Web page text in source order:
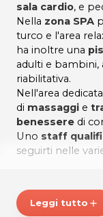
sala cardio, e
Nella zona SPA
turco e l'area
ha inoltre una
adulti e bambini,
riabilitativa.
Nell'area
di massaggi e
benessere di
Uno staff
seguirti nelle
benessere e la
*Prezzi di listino
Leggi tutto add